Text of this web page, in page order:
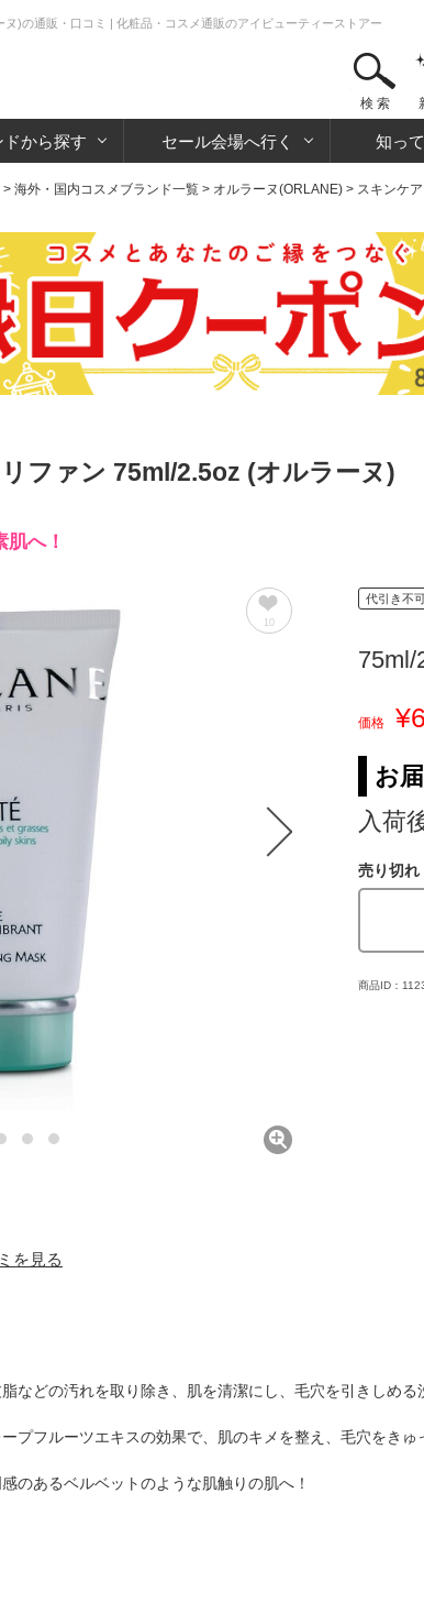
)の通販・口コミ | 化粧品・コスメ通販のアイビューティーストアー
検 索
ドから探す セール会場へ行く 知っ
> 海外・国内コスメブランド一覧 > オルラーヌ(ORLANE) > スキンケ
ファン 75ml/2.5oz (オルラーヌ)
へ！
10
を見る
代引き不
75ml/
価格
お
入荷
売り切れ
商品ID：
などの汚れを取り除き、肌を清潔にし、毛穴を引きしめる
プフルーツエキスの効果で、肌のキメを整え、毛穴をきゅ
のあるベルベットのような肌触りの肌へ！